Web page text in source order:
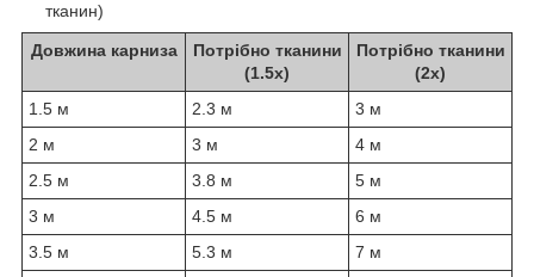
тканин)
Довжина карниза
Потрібно тканини
(1.5x)
Потрібно тканини
(2x)
1.5 м
2.3 м
3 м
2 м
3 м
4 м
2.5 м
3.8 м
5 м
3 м
4.5 м
6 м
3.5 м
5.3 м
7 м